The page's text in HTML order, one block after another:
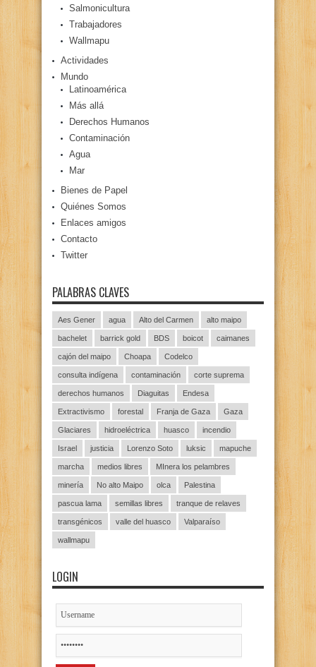
Salmonicultura
Trabajadores
Wallmapu
Actividades
Mundo
Latinoamérica
Más allá
Derechos Humanos
Contaminación
Agua
Mar
Bienes de Papel
Quiénes Somos
Enlaces amigos
Contacto
Twitter
PALABRAS CLAVES
Aes Gener agua Alto del Carmen alto maipo
bachelet barrick gold BDS boicot caimanes
cajón del maipo Choapa Codelco
consulta indígena contaminación corte suprema
derechos humanos Diaguitas Endesa
Extractivismo forestal Franja de Gaza Gaza
Glaciares hidroeléctrica huasco incendio
Israel justicia Lorenzo Soto luksic mapuche
marcha medios libres MInera los pelambres
minería No alto Maipo olca Palestina
pascua lama semillas libres tranque de relaves
transgénicos valle del huasco Valparaíso
wallmapu
LOGIN